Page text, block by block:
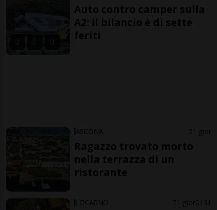
Auto contro camper sulla
A2: il bilancio è di sette
feriti
ASCONA 1 gior
Ragazzo trovato morto
nella terrazza di un
ristorante
LOCARNO 1 gior 131